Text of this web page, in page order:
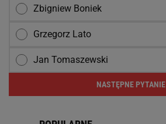
Zbigniew Boniek
Grzegorz Lato
Jan Tomaszewski
NASTĘPNE PYTANIE